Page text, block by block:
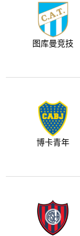
图库曼竞技
博卡青年